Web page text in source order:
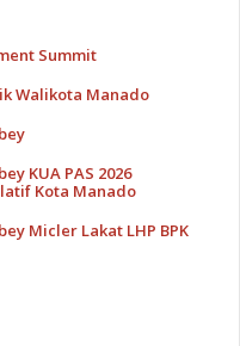
Summit
Walikota Manado
KUA PAS 2026
Kota Manado
Micler Lakat LHP BPK